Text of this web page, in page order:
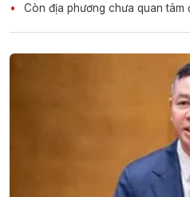
Còn địa phương chưa quan tâm